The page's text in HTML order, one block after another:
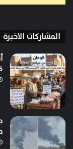
المشاركات الاخيرة